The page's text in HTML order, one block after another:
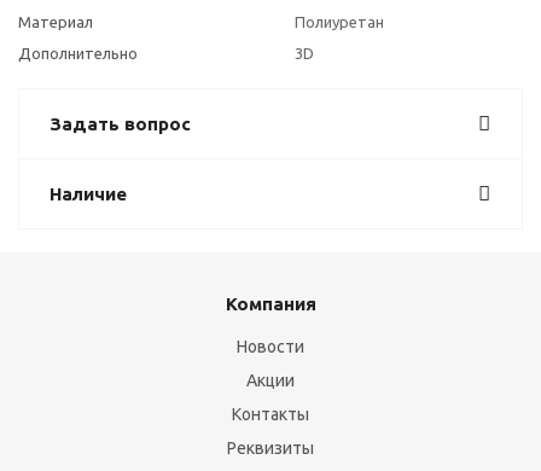
Материал
Полиуретан
Дополнительно
3D
Задать вопрос
Наличие
Компания
Новости
Акции
Контакты
Реквизиты